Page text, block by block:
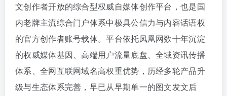
文创作者开放的综合型权威自媒体创作平台，也是国
内老牌主流综合门户体系中极具公信力与内容话语权
的官方创作者账号载体。平台依托凤凰网数十年沉淀
的权威媒体基因、高端用户流量底盘、全域资讯传播
体系、全网互联网域名高权重优势，历经多轮产品升
级与生态体系完善，早已从早期单一的图文发文后